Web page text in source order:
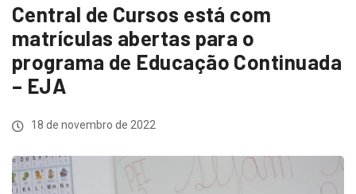
Central de Cursos está com
matrículas abertas para o
programa de Educação Continuada
– EJA
18 de novembro de 2022